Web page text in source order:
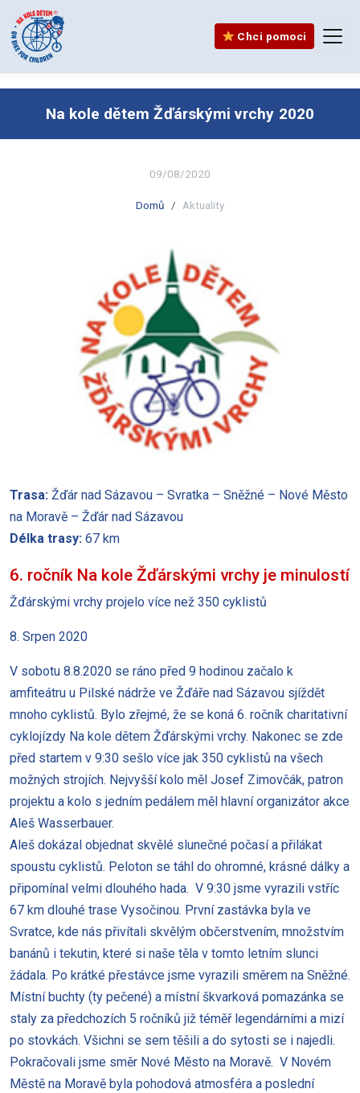
Chci pomoci
Na kole dětem Žďárskými vrchy 2020
09/08/2020
Domů Aktuality
Trasa: Žďár nad Sázavou – Svratka – Sněžné – Nové Město
na Moravě – Žďár nad Sázavou
Délka trasy: 67 km
6. ročník Na kole Žďárskými vrchy je minulostí
Žďárskými vrchy projelo více než 350 cyklistů
8. Srpen 2020
V sobotu 8.8.2020 se ráno před 9 hodinou začalo k
amfiteátru u Pilské nádrže ve Žďáře nad Sázavou sjíždět
mnoho cyklistů. Bylo zřejmé, že se koná 6. ročník charitativní
cyklojízdy Na kole dětem Žďárskými vrchy. Nakonec se zde
před startem v 9:30 sešlo více jak 350 cyklistů na všech
možných strojích. Nejvyšší kolo měl Josef Zimovčák, patron
projektu a kolo s jedním pedálem měl hlavní organizátor akce
Aleš Wasserbauer.
Aleš dokázal objednat skvělé slunečné počasí a přilákat
spoustu cyklistů. Peloton se táhl do ohromné, krásné dálky a
připomínal velmi dlouhého hada. V 9:30 jsme vyrazili vstříc
67 km dlouhé trase Vysočinou. První zastávka byla ve
Svratce, kde nás přivítali skvělým občerstvením, množstvím
banánů i tekutin, které si naše těla v tomto letním slunci
žádala. Po krátké přestávce jsme vyrazili směrem na Sněžné.
Místní buchty (ty pečené) a místní škvarková pomazánka se
staly za předchozích 5 ročníků již téměř legendárními a mizí
po stovkách. Všichni se sem těšili a do sytosti se i najedli.
Pokračovali jsme směr Nové Město na Moravě. V Novém
Městě na Moravě byla pohodová atmosféra a poslední